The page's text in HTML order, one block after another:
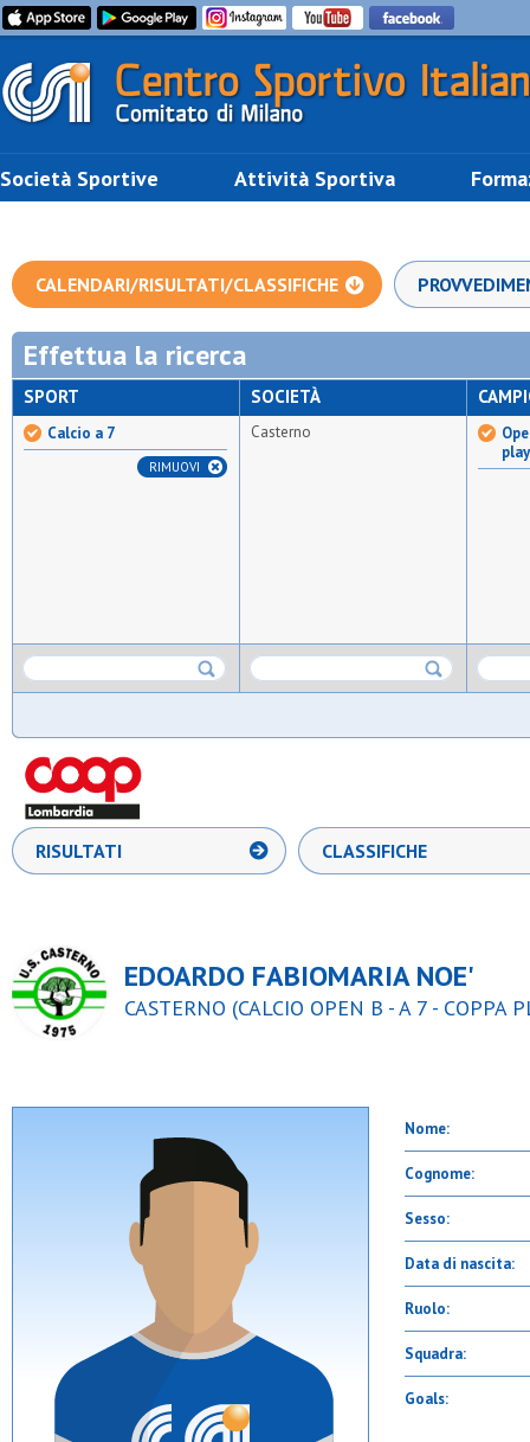
Società Sportive Attività Sportiva
CALENDARI/RISULTATI/CLASSIFICHE
Effettua la ricerca
SPORT
Calcio a 7
RIMUOVI
SOCIETÀ
Casterno
RISULTATI CLASSIFICHE
EDOARDO FABIOMARIA NOE'
CASTERNO (CALCIO OPEN B - A 7 - COPPA
Nome:
Cognome:
Sesso:
Data di nascita:
Ruolo:
Squadra:
Goals: